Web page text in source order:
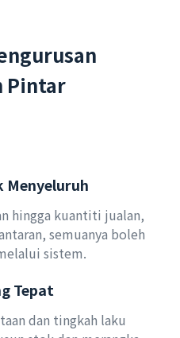
Pintar
Menyeluruh
hingga kuantiti jualan,
semuanya boleh
sistem.
Tepat
dan tingkah laku